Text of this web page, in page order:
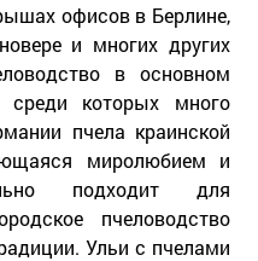
офисов в Берлине,
и многих других
в основном
которых много
пчела краинской
миролюбием и
подходит для
пчеловодство
Ульи с пчелами